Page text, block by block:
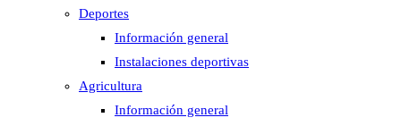
Deportes
Información general
Instalaciones deportivas
Agricultura
Información general